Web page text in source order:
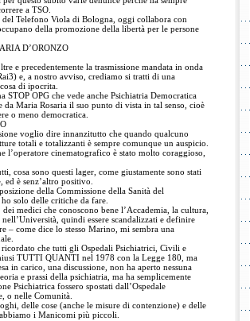
a TSO.
del Telefono Viola di Bologna, oggi collabora con
della promozione della libertà per le persone
D’ORONZO
e precedentemente la trasmissione mandata in onda
e, a nostro avviso, crediamo si tratti di una
di ipocrita.
STOP OPG che vede anche Psichiatria Democratica
da Maria Rosaria il suo punto di vista in tal senso, cioè
o meno democratica.
voglio dire innanzitutto che quando qualcuno
totali e totalizzanti è sempre comunque un auspicio.
l’operatore cinematografico è stato molto coraggioso,
cosa sono questi lager, come giustamente sono stati
è senz’altro positivo.
della Commissione della Sanità del
solo delle critiche da fare.
medici che conoscono bene l’Accademia, la cultura,
quindi essere scandalizzati e definire
– come dice lo stesso Marino, mi sembra una
ricordato che tutti gli Ospedali Psichiatrici, Civili e
TUTTI QUANTI nel 1978 con la Legge 180, ma
in carico, una discussione, non ha aperto nessuna
e prassi della psichiatria, ma ha semplicemente
Psichiatrica fossero spostati dall’Ospedale
o nelle Comunità.
delle cose (anche le misure di contenzione) e delle
i Manicomi più piccoli.